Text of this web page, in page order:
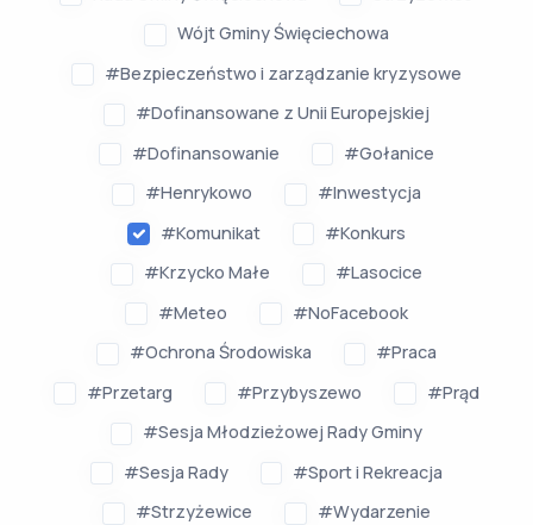
Wójt Gminy Święciechowa
#Bezpieczeństwo i zarządzanie kryzysowe
#Dofinansowane z Unii Europejskiej
#Dofinansowanie
#Gołanice
#Henrykowo
#Inwestycja
#Komunikat
#Konkurs
#Krzycko Małe
#Lasocice
#Meteo
#NoFacebook
#Ochrona Środowiska
#Praca
#Przetarg
#Przybyszewo
#Prąd
#Sesja Młodzieżowej Rady Gminy
#Sesja Rady
#Sport i Rekreacja
#Strzyżewice
#Wydarzenie